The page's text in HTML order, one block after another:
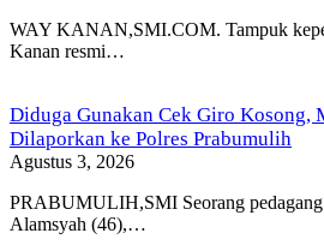
WAY KANAN,SMI.COM. Tampuk
Kanan resmi…
Diduga Gunakan Cek Giro Kosong,
Dilaporkan ke Polres Prabumulih
Agustus 3, 2026
PRABUMULIH,SMI Seorang
Alamsyah (46),…